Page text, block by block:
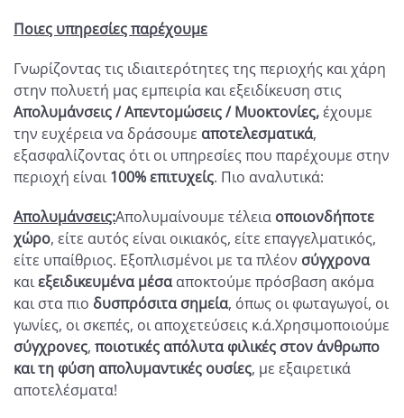
Ποιες υπηρεσίες παρέχουμε
Γνωρίζοντας τις ιδιαιτερότητες της περιοχής και χάρη
στην πολυετή μας εμπειρία και εξειδίκευση στις
Απολυμάνσεις / Απεντομώσεις / Μυοκτονίες,έχουμε
την ευχέρεια να δράσουμε αποτελεσματικά,
εξασφαλίζοντας ότι οι υπηρεσίες που παρέχουμε στην
περιοχή είναι 100% επιτυχείς. Πιο αναλυτικά:
Απολυμάνσεις:Απολυμαίνουμε τέλεια οποιονδήποτε
χώρο, είτε αυτός είναι οικιακός, είτε επαγγελματικός,
είτε υπαίθριος. Εξοπλισμένοι με τα πλέον σύγχρονα
καιεξειδικευμένα μέσααποκτούμε πρόσβαση ακόμα
και στα πιο δυσπρόσιτα σημεία, όπως οι φωταγωγοί, οι
γωνίες, οι σκεπές, οι αποχετεύσεις κ.ά.Χρησιμοποιούμε
σύγχρονες, ποιοτικές απόλυτα φιλικές στον άνθρωπο
και τη φύση απολυμαντικές ουσίες, με εξαιρετικά
αποτελέσματα!